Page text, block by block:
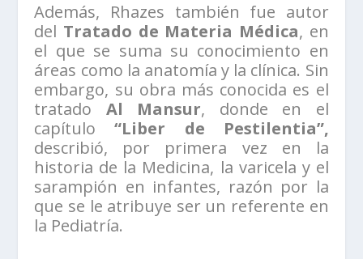
Además, Rhazes también fue autor
del Tratado de Materia Médica, en
el que se suma su conocimiento en
áreas como la anatomía y la clínica. Sin
embargo, su obra más conocida es el
tratado Al Mansur, donde en el
capítulo“Liber de Pestilentia”,
describió, por primera vez en la
historia de la Medicina, la varicela y el
sarampión en infantes, razón por la
que se le atribuye ser un referente en
la Pediatría.